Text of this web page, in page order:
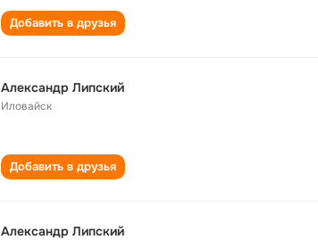
Добавить в друзья
Александр Липский
Иловайск
Добавить в друзья
Александр Липский